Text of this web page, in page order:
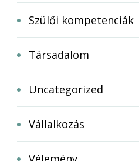
Szülői kompetenciák
Társadalom
Uncategorized
Vállalkozás